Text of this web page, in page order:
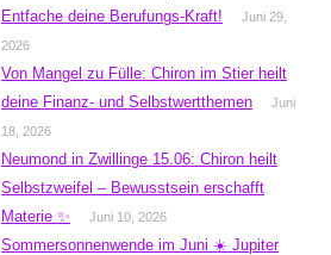
Entfache deine Berufungs-Kraft!
Juni 29,
2026
Von Mangel zu Fülle: Chiron im Stier heilt
deine Finanz- und Selbstwertthemen
Juni
18, 2026
Neumond in Zwillinge 15.06: Chiron heilt
Selbstzweifel – Bewusstsein erschafft
Materie ✨
Juni 10, 2026
Sommersonnenwende im Juni ☀️ Jupiter